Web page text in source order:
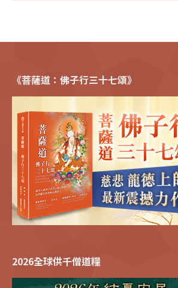
《菩薩道：佛子行三十七頌》
2026全球供千僧道糧